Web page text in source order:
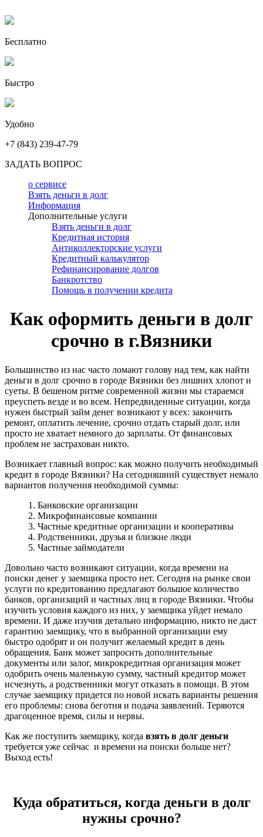
Бесплатно
Быстро
Удобно
+7 (843) 239-47-79
ЗАДАТЬ ВОПРОС
о сервисе
Взять деньги в долг
Информация
Дополнительные услуги
Взять деньги в долг
Кредитная история
Антиколлекторские услуги
Кредитный калькулятор
Рефинансирование долгов
Банкротство
Помощь в получении кредита
Как оформить деньги в долг
срочно в г.Вязники
Большинство из нас часто ломают голову над тем, как найти
деньги в долг срочно в городе Вязники без лишних хлопот и
суеты. В бешеном ритме современной жизни мы стараемся
преуспеть везде и во всем. Непредвиденные ситуации, когда
нужен быстрый займ денег возникают у всех: закончить
ремонт, оплатить лечение, срочно отдать старый долг, или
просто не хватает немного до зарплаты. От финансовых
проблем не застрахован никто.
Возникает главный вопрос: как можно получить необходимый
кредит в городе Вязники? На сегодняшний существует немало
вариантов получения необходимой суммы:
1. Банковские организации
2. Микрофинансовые компании
3. Частные кредитные организации и кооперативы
4. Родственники, друзья и близкие люди
5. Частные займодатели
Довольно часто возникают ситуации, когда времени на
поиски денег у заемщика просто нет. Сегодня на рынке свои
услуги по кредитованию предлагают большое количество
банков, организаций и частных лиц в городе Вязники. Чтобы
изучить условия каждого из них, у заемщика уйдет немало
времени. И даже изучив детально информацию, никто не даст
гарантию заемщику, что в выбранной организации ему
быстро одобрят и он получит желаемый кредит в день
обращения. Банк может запросить дополнительные
документы или залог, микрокредитная организация может
одобрить очень маленькую сумму, частный кредитор может
исчезнуть, а родственники могут отказать в помощи. В этом
случае заемщику придется по новой искать варианты решения
его проблемы: снова беготня и подача заявлений. Теряются
драгоценное время, силы и нервы.
Как же поступить заемщику, когда взять в долг деньги
требуется уже сейчас и времени на поиски больше нет?
Выход есть!
Куда обратиться, когда деньги в долг
нужны срочно?